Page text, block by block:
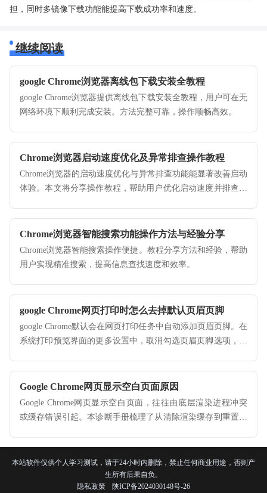
担，同时多镜像下载功能能提高下载成功率和速度。
继续阅读
google Chrome浏览器离线包下载安装全教程
google Chrome浏览器提供离线包下载安装全教程，用户可在无
网络环境下顺利完成安装。方法完整可靠，操作顺畅高效。
Chrome浏览器启动速度优化及异常排查操作教程
Chrome浏览器的启动速度优化与异常排查功能能显著改善启动
体验。本文将分享操作教程，帮助用户优化启动速度并排查启
Chrome浏览器智能搜索功能操作方法与经验分享
Chrome浏览器智能搜索操作便捷。教程分享方法和经验，帮助
用户实现精准搜索，提高信息查找速度和效率。
google Chrome网页打印时怎么去掉默认页眉页脚
google Chrome默认会在网页打印任务中自动添加页眉页脚。在
系统打印预览界面的更多设置中，取消勾选页眉页脚选项，即
Google Chrome网页显示空白页面原因
Google Chrome网页显示空白页面，往往由底层渲染进程冲突
或缓存错误引起。本诊断手册梳理了从清除渲染缓存到重置驱
本站软件仅供个人学习测试，请于24小时内删除，禁止任何商业用途，否则产
生所有后果自负。
隐私政策
陕ICP备2024030148号-26